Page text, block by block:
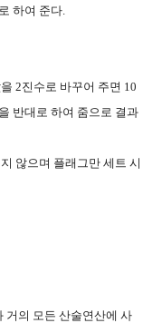
하여 준다.
2진수로 바꾸어 주면 10
을 반대로 하여 줌으로 결과
않으며 플래그만 세트 시
거의 모든 산술연산에 사